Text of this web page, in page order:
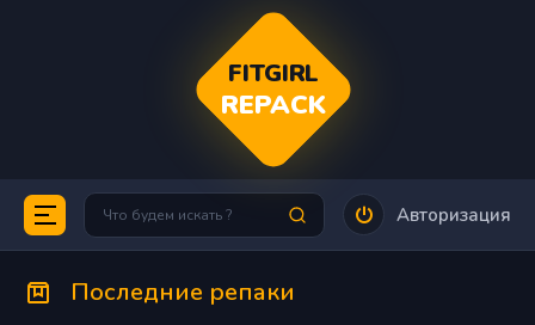
FITGIRL
REPACK
Авторизация
Последние репаки